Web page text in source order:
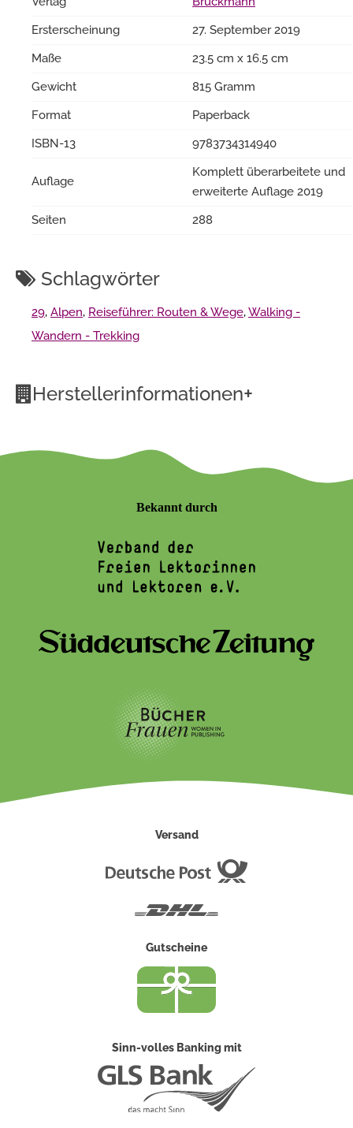
Ersterscheinung
27. September 2019
Maße
23.5 cm x 16.5 cm
Gewicht
815 Gramm
Format
Paperback
ISBN-13
9783734314940
Auflage
Komplett überarbeitete und
erweiterte Auflage 2019
Seiten
288
Schlagwörter
29, Alpen, Reiseführer: Routen & Wege,Walking -
Wandern - Trekking
Herstellerinformationen+
Bekannt durch
Versand
Gutscheine
Sinn-volles Banking mit